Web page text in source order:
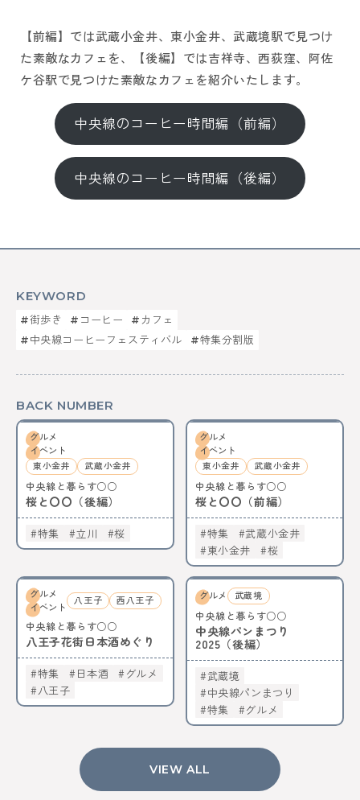
【前編】では武蔵小金井、東小金井、武蔵境駅で見つけ
た素敵なカフェを、【後編】では吉祥寺、西荻窪、阿佐
ケ谷駅で見つけた素敵なカフェを紹介いたします。
中央線のコーヒー時間編（前編）
中央線のコーヒー時間編（後編）
KEYWORD
#街歩き #コーヒー
#カフェ
#中央線コーヒーフェスティバル
#特集分割版
BACK NUMBER
グルメ
イベント
東小金井
武蔵小金井
中央線と暮らす○○
桜と〇〇（後編）
特集 立川 桜
グルメ
イベント
東小金井
武蔵小金井
中央線と暮らす○○
桜と〇〇（前編）
特集
武蔵小金井
東小金井
桜
グルメ
イベント
八王子 西八王子
中央線と暮らす○○
八王子花街日本酒めぐり
特集 日本酒
グルメ
八王子
グルメ 武蔵境
中央線と暮らす○○
中央線パンまつり
2025（後編）
武蔵境
中央線パンまつり
特集
グルメ
VIEW ALL